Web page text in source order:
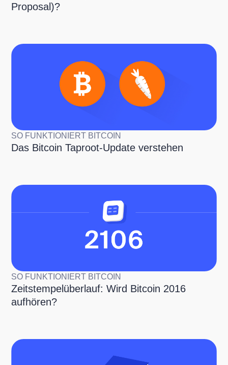
Proposal)?
SO FUNKTIONIERT BITCOIN
Das Bitcoin Taproot-Update verstehen
SO FUNKTIONIERT BITCOIN
Zeitstempelüberlauf: Wird Bitcoin 2016
aufhören?